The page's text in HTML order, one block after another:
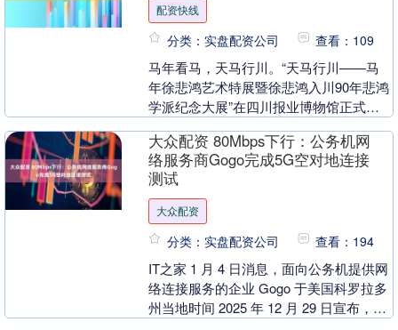
配资快线
分类：实盘配资公司 查看：109
马年看马，天马行川。“天马行川——马
年徐悲鸿艺术特展暨徐悲鸿入川90年悲鸿
学派纪念大展”在四川报业博物馆正式启
此展出。其中多....
大众配资 80Mbps下行：公务机网
络服务商Gogo完成5G空对地连接
测试
大众配资
分类：实盘配资公司 查看：194
IT之家 1 月 4 日消息，面向公务机提供网
络连接服务的企业 Gogo 于美国科罗拉多
州当地时间 2025 年 12 月 29 日宣布，其